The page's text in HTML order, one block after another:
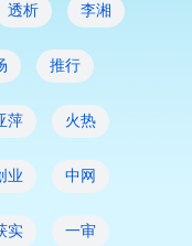
透析 李湘
推行
萍 火热
业 中网
实 一审